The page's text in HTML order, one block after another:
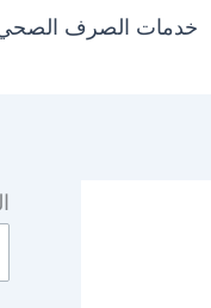
خدمات الصرف